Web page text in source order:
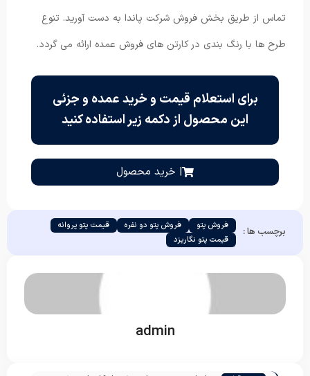
تماس از طریق بخش فروش شرکت پاندا به دست آورید. تنوع
طرح ها با رنگ بندی در کارتن های فروش عمده ارائه می گردد.
برای استعلام قیمت و خرید عمده و جزئی
این محصول از دکمه زیر استفاده کنید
| خرید محصول
برچسب ها : فروش پتو فروش پتو دو نفره
قیمت پتو پروانه
قیمت پتو نگاریزد
admin